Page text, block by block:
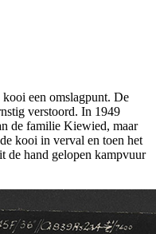
een omslagpunt. De
verstoord. In 1949
de familie Kiewied, maar
kooi in verval en toen het
de hand gelopen kampvuur